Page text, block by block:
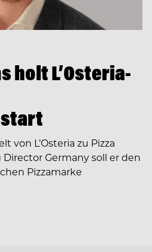
holt L’Osteria-
von L’Osteria zu Pizza
Director Germany soll er den
Pizzamarke